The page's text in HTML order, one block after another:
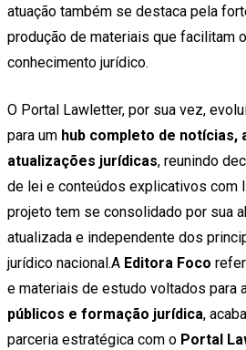
atuação também se destaca pela
produção de materiais que facilitam
conhecimento jurídico.
O Portal Lawletter, por sua vez,
para um hub completo de notícias,
atualizações jurídicas, reunindo
de lei e conteúdos explicativos com
projeto tem se consolidado por sua
atualizada e independente dos
jurídico nacional.A Editora Foco
e materiais de estudo voltados para
públicos e formação jurídica,
parceria estratégica com o Portal